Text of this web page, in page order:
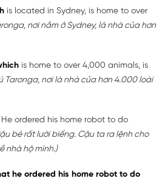
is located in Sydney, is home to over
nơi nằm ở Sydney, là nhà của hơn
is home to over 4,000 animals, is
Taronga, nơi là nhà của hơn 4.000 loài
ordered his home robot to do
bé rất lười biếng. Cậu ta ra lệnh cho
nhà hộ mình.)
he ordered his home robot to do